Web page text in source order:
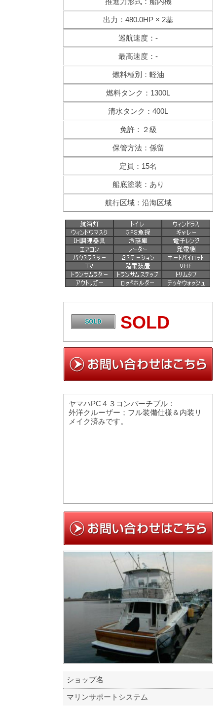
出力：480.0HP × 2基
巡航速度：-
最高速度：-
燃料種別：軽油
燃料タンク：1300L
清水タンク：400L
免許：２級
保管方法：係留
定員：15名
船底塗装：あり
航行区域：沿海区域
SOLD
ヤマハPC４３コンバーチブル：
外洋クルーザー；フル装備仕様＆内装リ
メイク済みです。
ショップ名
マリンサポートシステム